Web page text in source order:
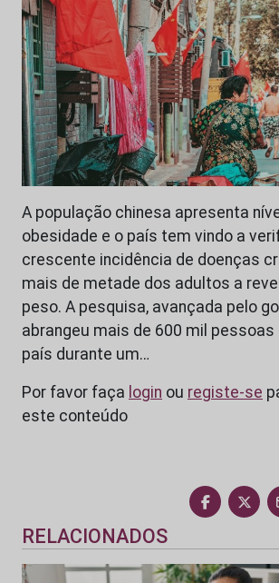
A população chinesa apresenta
obesidade e o país tem vindo a
crescente incidência de doenças
mais de metade dos adultos a
peso. A pesquisa, avançada pelo
abrangeu mais de 600 mil
país durante um…
Por favor faça login ou registe-se
este conteúdo
RELACIONADOS